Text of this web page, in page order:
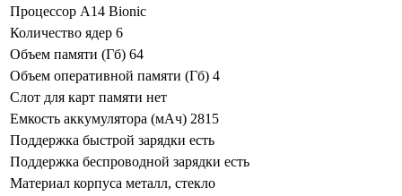
Процессор A14 Bionic
Количество ядер 6
Объем памяти (Гб) 64
Объем оперативной памяти (Гб) 4
Слот для карт памяти нет
Емкость аккумулятора (мАч) 2815
Поддержка быстрой зарядки есть
Поддержка беспроводной зарядки есть
Материал корпуса металл, стекло